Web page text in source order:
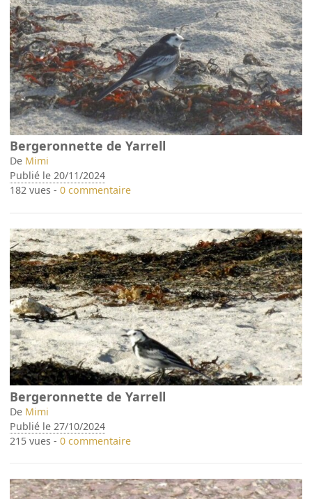
Bergeronnette de Yarrell
De Mimi
Publié le 20/11/2024
182 vues -0 commentaire
Bergeronnette de Yarrell
De Mimi
Publié le 27/10/2024
215 vues -0 commentaire